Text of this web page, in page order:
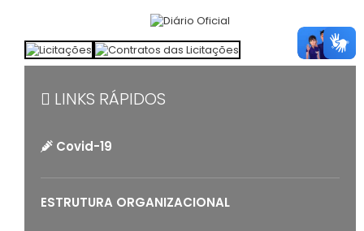
LINKS RÁPIDOS
Covid-19
ESTRUTURA ORGANIZACIONAL